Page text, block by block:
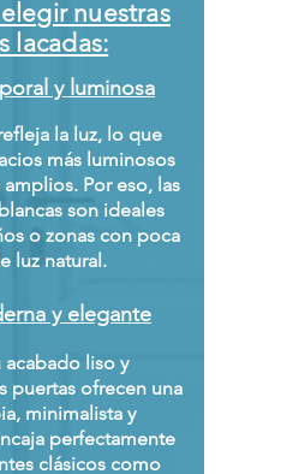
nuestras
lacadas:
y luminosa
la luz, lo que
más luminosos
Por eso, las
son ideales
o zonas con poca
luz natural.
y elegante
acabado liso y
puertas ofrecen una
minimalista y
perfectamente
clásicos como